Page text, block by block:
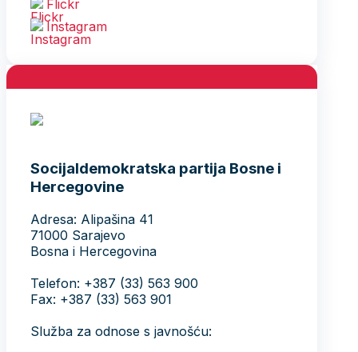
Flickr
Instagram
Socijaldemokratska partija Bosne i
Hercegovine
Adresa: Alipašina 41
71000 Sarajevo
Bosna i Hercegovina
Telefon: +387 (33) 563 900
Fax: +387 (33) 563 901
Služba za odnose s javnošću: